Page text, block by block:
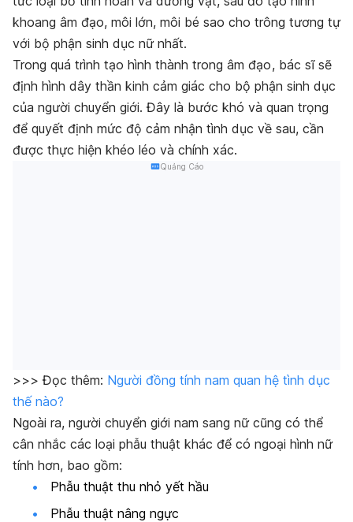
khoang âm đạo, môi lớn, môi bé sao cho trông tương tự
với bộ phận sinh dục nữ nhất.
Trong quá trình tạo hình thành trong âm đạo , bác sĩ sẽ
định hình dây thần kinh cảm giác cho bộ phận sinh dục
của người chuyển giới. Đây là bước khó và quan trọng
để quyết định mức độ cảm nhận tình dục về sau, cần
được thực hiện khéo léo và chính xác.
Quảng Cáo
>>> Đọc thêm: Người đồng tính nam quan hệ tình dục
thế nào?
Ngoài ra, người chuyển giới nam sang nữ cũng có thể
cân nhắc các loại phẫu thuật khác để có ngoại hình nữ
tính hơn, bao gồm:
Phẫu thuật thu nhỏ yết hầu
Phẫu thuật nâng ngực